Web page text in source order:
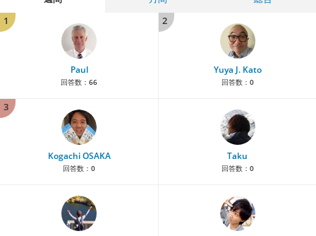
1
Paul
回答数： 66
2
Yuya J. Kato
回答数： 0
3
Kogachi OSAKA
回答数： 0
Taku
回答数： 0